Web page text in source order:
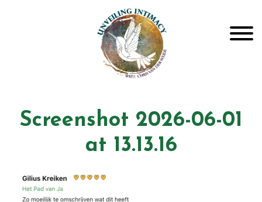
Unveiling Intimacy
Screenshot 2026-06-01
at 13.13.16